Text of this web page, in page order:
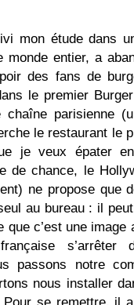
mon étude dans
entier, a
des fans de
le premier
parisienne
le restaurant le
je veux épater
de chance, le
ne propose que
au bureau : il
c’est une
s’arrêter
passons notre
nous installer